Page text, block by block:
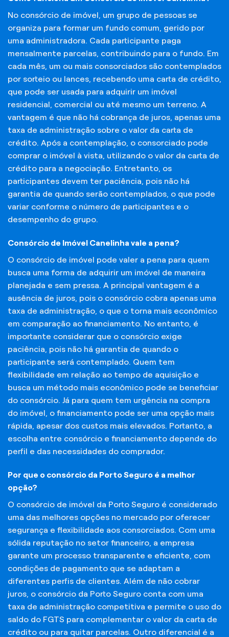
No consórcio de imóvel, um grupo de pessoas se
organiza para formar um fundo comum, gerido por
uma administradora. Cada participante paga
mensalmente parcelas, contribuindo para o fundo. Em
cada mês, um ou mais consorciados são contemplados
por sorteio ou lances, recebendo uma carta de crédito,
que pode ser usada para adquirir um imóvel
residencial, comercial ou até mesmo um terreno. A
vantagem é que não há cobrança de juros, apenas uma
taxa de administração sobre o valor da carta de
crédito. Após a contemplação, o consorciado pode
comprar o imóvel à vista, utilizando o valor da carta de
crédito para a negociação. Entretanto, os
participantes devem ter paciência, pois não há
garantia de quando serão contemplados, o que pode
variar conforme o número de participantes e o
desempenho do grupo.
Consórcio de Imóvel Canelinha vale a pena?
O consórcio de imóvel pode valer a pena para quem
busca uma forma de adquirir um imóvel de maneira
planejada e sem pressa. A principal vantagem é a
ausência de juros, pois o consórcio cobra apenas uma
taxa de administração, o que o torna mais econômico
em comparação ao financiamento. No entanto, é
importante considerar que o consórcio exige
paciência, pois não há garantia de quando o
participante será contemplado. Quem tem
flexibilidade em relação ao tempo de aquisição e
busca um método mais econômico pode se beneficiar
do consórcio. Já para quem tem urgência na compra
do imóvel, o financiamento pode ser uma opção mais
rápida, apesar dos custos mais elevados. Portanto, a
escolha entre consórcio e financiamento depende do
perfil e das necessidades do comprador.
Por que o consórcio da Porto Seguro é a melhor
opção?
O consórcio de imóvel da Porto Seguro é considerado
uma das melhores opções no mercado por oferecer
segurança e flexibilidade aos consorciados. Com uma
sólida reputação no setor financeiro, a empresa
garante um processo transparente e eficiente, com
condições de pagamento que se adaptam a
diferentes perfis de clientes. Além de não cobrar
juros, o consórcio da Porto Seguro conta com uma
taxa de administração competitiva e permite o uso do
saldo do FGTS para complementar o valor da carta de
crédito ou para quitar parcelas. Outro diferencial é a